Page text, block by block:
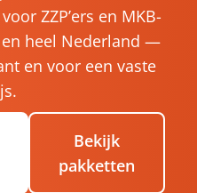
ZZP’ers en MKB-
heel Nederland —
en voor een vaste
Bekijk
pakketten